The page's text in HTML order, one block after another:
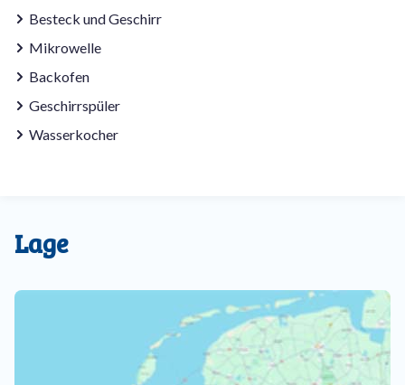
Besteck und Geschirr
Mikrowelle
Backofen
Geschirrspüler
Wasserkocher
Lage